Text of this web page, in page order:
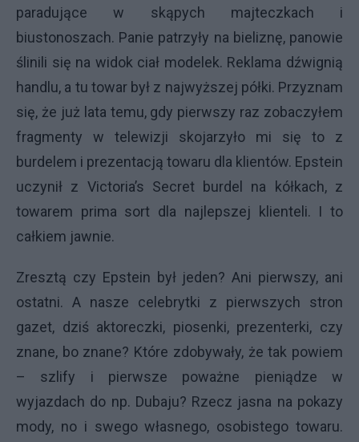
paradujące w skąpych majteczkach i
biustonoszach. Panie patrzyły na bieliznę, panowie
ślinili się na widok ciał modelek. Reklama dźwignią
handlu, a tu towar był z najwyższej półki. Przyznam
się, że już lata temu, gdy pierwszy raz zobaczyłem
fragmenty w telewizji skojarzyło mi się to z
burdelem i prezentacją towaru dla klientów. Epstein
uczynił z Victoria’s Secret burdel na kółkach, z
towarem prima sort dla najlepszej klienteli. I to
całkiem jawnie.
Zresztą czy Epstein był jeden? Ani pierwszy, ani
ostatni. A nasze celebrytki z pierwszych stron
gazet, dziś aktoreczki, piosenki, prezenterki, czy
znane, bo znane? Które zdobywały, że tak powiem
– szlify i pierwsze poważne pieniądze w
wyjazdach do np. Dubaju? Rzecz jasna na pokazy
mody, no i swego własnego, osobistego towaru.